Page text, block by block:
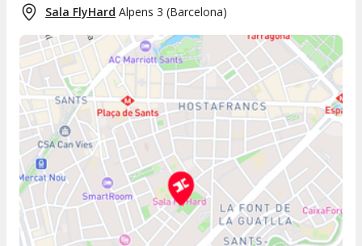
Sala FlyHard Alpens 3 (Barcelona)